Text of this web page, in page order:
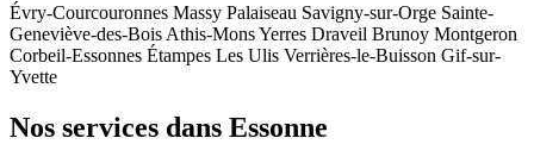
Évry-Courcouronnes Massy Palaiseau Savigny-sur-Orge Sainte-
Geneviève-des-Bois Athis-MonsYerres Draveil Brunoy Montgeron
Corbeil-Essonnes Étampes Les Ulis Verrières-le-Buisson Gif-sur-
Yvette
Nos services dans Essonne